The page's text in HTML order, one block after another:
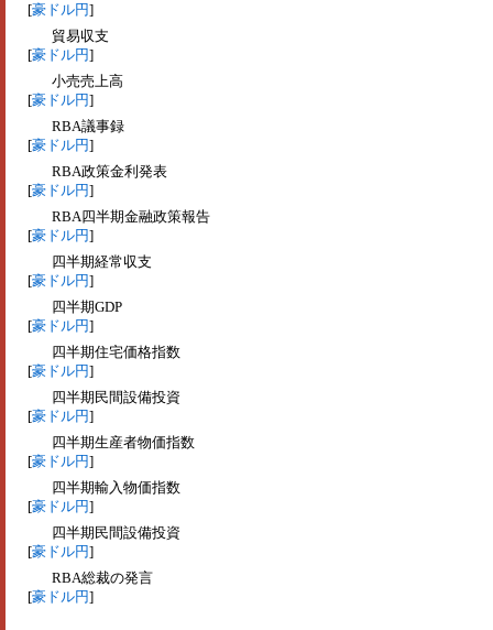
[豪ドル円]
貿易収支
[豪ドル円]
小売売上高
[豪ドル円]
RBA議事録
[豪ドル円]
RBA政策金利発表
[豪ドル円]
RBA四半期金融政策報告
[豪ドル円]
四半期経常収支
[豪ドル円]
四半期GDP
[豪ドル円]
四半期住宅価格指数
[豪ドル円]
四半期民間設備投資
[豪ドル円]
四半期生産者物価指数
[豪ドル円]
四半期輸入物価指数
[豪ドル円]
四半期民間設備投資
[豪ドル円]
RBA総裁の発言
[豪ドル円]